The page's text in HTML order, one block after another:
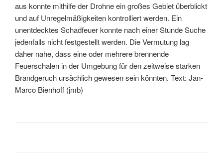
aus konnte mithilfe der Drohne ein großes Gebiet überblickt
und auf Unregelmäßigkeiten kontrolliert werden. Ein
unentdecktes Schadfeuer konnte nach einer Stunde Suche
jedenfalls nicht festgestellt werden. Die Vermutung lag
daher nahe, dass eine oder mehrere brennende
Feuerschalen in der Umgebung für den zeitweise starken
Brandgeruch ursächlich gewesen sein könnten. Text: Jan-
Marco Bienhoff (jmb)